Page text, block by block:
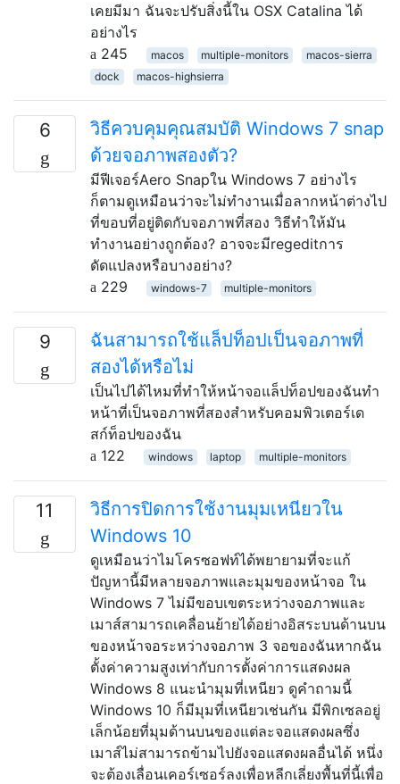
เคยมีมา ฉันจะปรับสิ่งนี้ใน OSX Catalina ได้
อย่างไร
245
macos multiple-monitors
macos-sierra
dock
macos-highsierra
6
วิธีควบคุมคุณสมบัติ Windows 7 snap
ด้วยจอภาพสองตัว?
มีฟีเจอร์Aero Snapใน Windows 7 อย่างไร
ก็ตามดูเหมือนว่าจะไม่ทำงานเมื่อลากหน้าต่างไป
ที่ขอบที่อยู่ติดกับจอภาพที่สอง วิธีทำให้มัน
ทำงานอย่างถูกต้อง? อาจจะมีregeditการ
ดัดแปลงหรือบางอย่าง?
229
windows-7 multiple-monitors
9
ฉันสามารถใช้แล็ปท็อปเป็นจอภาพที่
สองได้หรือไม่
เป็นไปได้ไหมที่ทำให้หน้าจอแล็ปท็อปของฉันทำ
หน้าที่เป็นจอภาพที่สองสำหรับคอมพิวเตอร์เด
สก์ท็อปของฉัน
122
windows laptop multiple-monitors
11
วิธีการปิดการใช้งานมุมเหนียวใน
Windows 10
ดูเหมือนว่าไมโครซอฟท์ได้พยายามที่จะแก้
ปัญหานี้มีหลายจอภาพและมุมของหน้าจอ ใน
Windows 7 ไม่มีขอบเขตระหว่างจอภาพและ
เมาส์สามารถเคลื่อนย้ายได้อย่างอิสระบนด้านบน
ของหน้าจอระหว่างจอภาพ 3 จอของฉันหากฉัน
ตั้งค่าความสูงเท่ากับการตั้งค่าการแสดงผล
Windows 8 แนะนำมุมที่เหนียว ดูคำถามนี้
Windows 10 ก็มีมุมที่เหนียวเช่นกัน มีพิกเซลอยู่
เล็กน้อยที่มุมด้านบนของแต่ละจอแสดงผลซึ่ง
เมาส์ไม่สามารถข้ามไปยังจอแสดงผลอื่นได้ หนึ่ง
จะต้องเลื่อนเคอร์เซอร์ลงเพื่อหลีกเลี่ยงพื้นที่นี้เพื่อ